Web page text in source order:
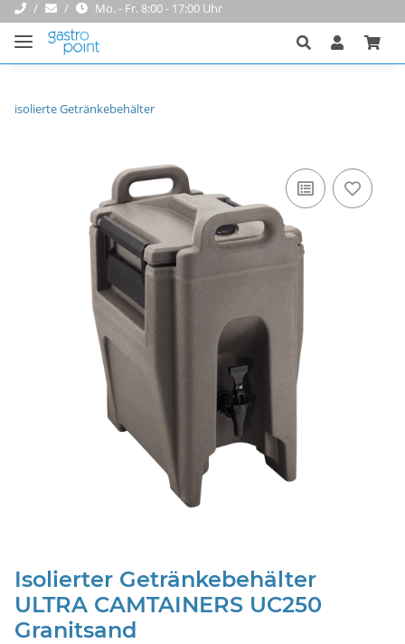
Mo. - Fr. 8:00 - 17:00 Uhr
isolierte Getränkebehälter
Isolierter Getränkebehälter
ULTRA CAMTAINERS UC250
Granitsand